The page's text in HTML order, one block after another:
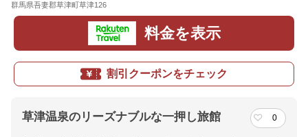
群馬県吾妻郡草津町草津126
料金を表示
割引クーポンをチェック
草津温泉のリーズナブルな一押し旅館 0